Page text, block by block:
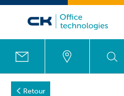
Retour